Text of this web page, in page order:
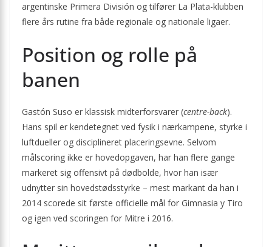
argentinske Primera División og tilfører La Plata-klubben
flere års rutine fra både regionale og nationale ligaer.
Position og rolle på
banen
Gastón Suso er klassisk midterforsvarer (centre-back).
Hans spil er kendetegnet ved fysik i nærkampene, styrke i
luftdueller og disciplineret placeringsevne. Selvom
målscoring ikke er hovedopgaven, har han flere gange
markeret sig offensivt på dødbolde, hvor han især
udnytter sin hovedstødsstyrke – mest markant da han i
2014 scorede sit første officielle mål for Gimnasia y Tiro
og igen ved scoringen for Mitre i 2016.